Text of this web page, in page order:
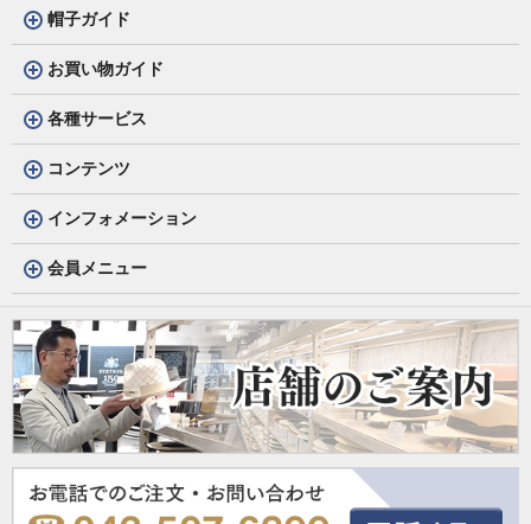
帽子ガイド
お買い物ガイド
各種サービス
コンテンツ
インフォメーション
会員メニュー